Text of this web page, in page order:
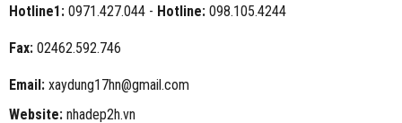
Hotline1:0971.427.044 - Hotline:098.105.4244
Fax:02462.592.746
Email:xaydung17hn@gmail.com
Website:nhadep2h.vn